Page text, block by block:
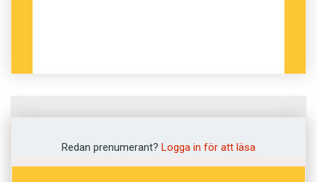
Applikation
Redan prenumerant? Logga in för att läsa